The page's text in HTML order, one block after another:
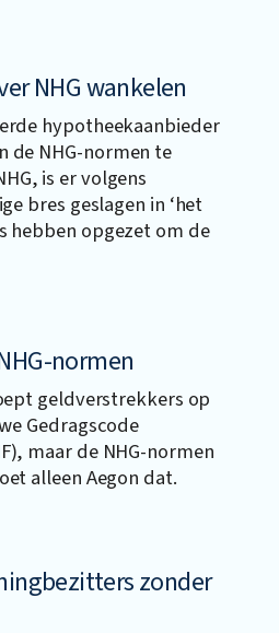
NHG wankelen
hypotheekaanbieder
de NHG-normen te
is er volgens
bres geslagen in ‘het
hebben opgezet om de
normen
geldverstrekkers op
Gedragscode
maar de NHG-normen
alleen Aegon dat.
zonder